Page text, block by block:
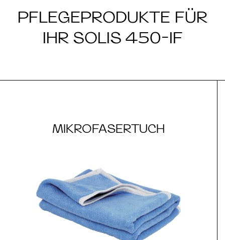
PFLEGEPRODUKTE FÜR
IHR SOLIS 450-IF
MIKROFASERTUCH